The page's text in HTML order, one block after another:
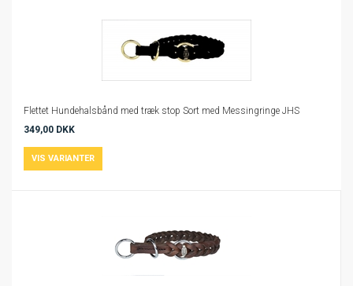
Flettet Hundehalsbånd med træk stop Sort med Messingringe JHS
349,00 DKK